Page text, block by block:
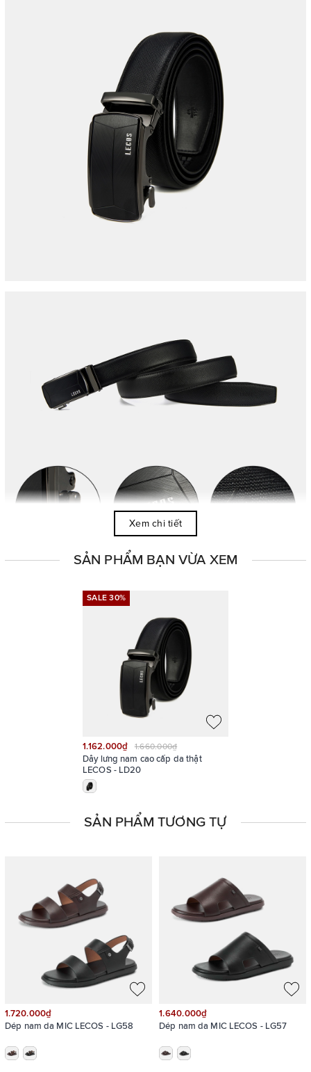
Bề mặt khóa được xử lý kỹ lưỡng với hiệu ứng vân xước chéo,
kết hợp các mảng khối hình học tạo hình mũi tên đối xứng, tạo
cảm giác hút mắt
Xem chi tiết
SẢN PHẨM BẠN VỪA XEM
SALE 30%
SALE 30%
1.162.000₫ 1.660.000₫
Dây lưng nam cao cấp da thật
LECOS - LD20
SẢN PHẨM TƯƠNG TỰ
1.720.000₫
Dép nam da MIC LECOS - LG58
1.640.000₫
Dép nam da MIC LECOS - LG57